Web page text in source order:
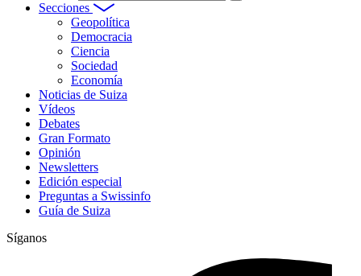
Secciones
Geopolítica
Democracia
Ciencia
Sociedad
Economía
Noticias de Suiza
Vídeos
Debates
Gran Formato
Opinión
Newsletters
Edición especial
Preguntas a Swissinfo
Guía de Suiza
Síganos